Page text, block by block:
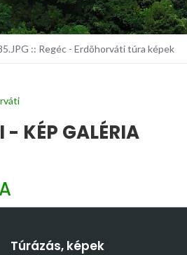
:: Regéc - Erdõhorváti túra képek
- KÉP GALÉRIA
Túrázás, képek